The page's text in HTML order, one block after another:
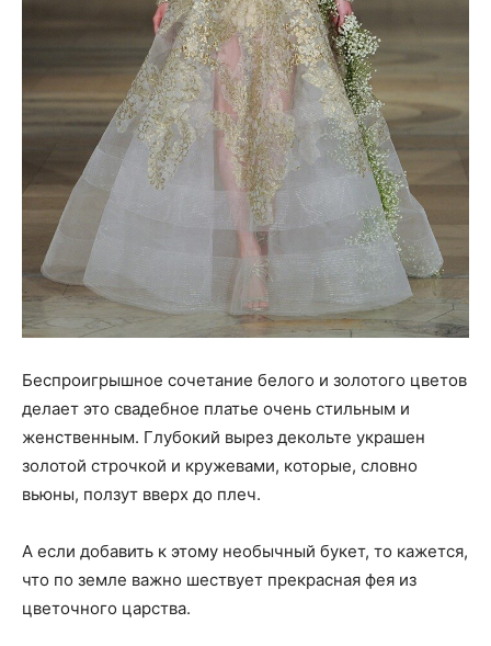
Беспроигрышное сочетание белого и золотого цветов
делает это свадебное платье очень стильным и
женственным. Глубокий вырез декольте украшен
золотой строчкой и кружевами, которые, словно
вьюны, ползут вверх до плеч.
А если добавить к этому необычный букет, то кажется,
что по земле важно шествует прекрасная фея из
цветочного царства.